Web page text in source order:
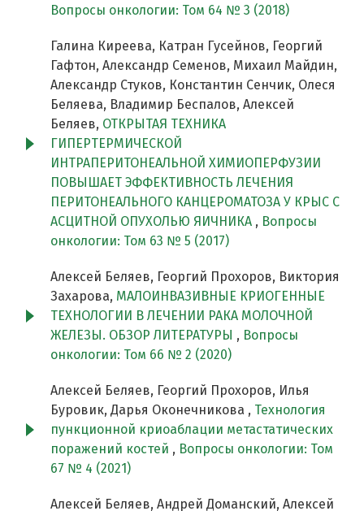
Вопросы онкологии: Том 64 № 3 (2018)
Галина Киреева, Катран Гусейнов, Георгий
Гафтон, Александр Семенов, Михаил Майдин,
Александр Стуков, Константин Сенчик, Олеся
Беляева, Владимир Беспалов, Алексей
Беляев, ОТКРЫТАЯ ТЕХНИКА
ГИПЕРТЕРМИЧЕСКОЙ
ИНТРАПЕРИТОНЕАЛЬНОЙ ХИМИОПЕРФУЗИИ
ПОВЫШАЕТ ЭФФЕКТИВНОСТЬ ЛЕЧЕНИЯ
ПЕРИТОНЕАЛЬНОГО КАНЦЕРОМАТОЗА У КРЫС С
АСЦИТНОЙ ОПУХОЛЬЮ ЯИЧНИКА , Вопросы
онкологии: Том 63 № 5 (2017)
Алексей Беляев, Георгий Прохоров, Виктория
Захарова, МАЛОИНВАЗИВНЫЕ КРИОГЕННЫЕ
ТЕХНОЛОГИИ В ЛЕЧЕНИИ РАКА МОЛОЧНОЙ
ЖЕЛЕЗЫ. ОБЗОР ЛИТЕРАТУРЫ , Вопросы
онкологии: Том 66 № 2 (2020)
Алексей Беляев, Георгий Прохоров, Илья
Буровик, Дарья Оконечникова , Технология
пункционной криоаблации метастатических
поражений костей , Вопросы онкологии: Том
67 № 4 (2021)
Алексей Беляев, Андрей Доманский, Алексей